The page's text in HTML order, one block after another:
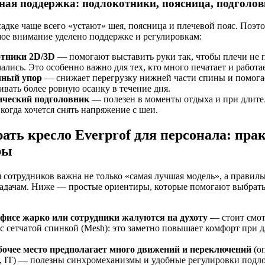
поддержка: подлокотники, поясница,
чаще всего «устают» шея, поясница и плечевой пояс.
внимание уделено поддержке и регулировкам:
2D/3D — помогают выставить руки так, чтобы плечи не
Это особенно важно для тех, кто много печатает и
упор — снижает перегрузку нижней части спины и
более ровную осанку в течение дня.
подголовник — полезен в моменты отдыха и при
хочется снять напряжение с шеи.
кресло Everprof для персонала:
сотрудников важна не только «самая лучшая модель», а
Ниже — простые ориентиры, которые помогают выбрать
жарко или сотрудники жалуются на духоту — стоит
сетчатой спинкой (Mesh): это заметно повышает комфорт при
место предполагает много движений и переключений
IT) — полезны синхромеханизмы и удобные регулировки